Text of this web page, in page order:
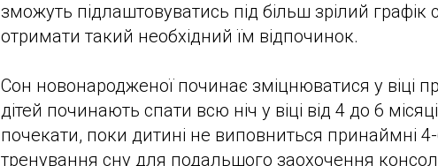
зможуть підлаштовуватись під більш зрілий графік
отримати такий необхідний їм відпочинок.
Сон новонародженої починає зміцнюватися у віці
дітей починають спати всю ніч у віці від 4 до 6
почекати, поки дитині не виповниться принаймні
тренування сну для подальшого заохочення